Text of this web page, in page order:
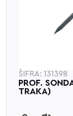
ŠIFRA: 131398
PROF.
TRAKA)